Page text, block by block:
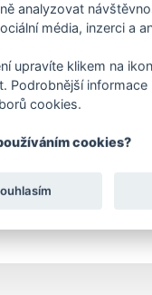
analyzovat
média, inzerci a
upravíte klikem na
Podrobnější
cookies.
cookies?